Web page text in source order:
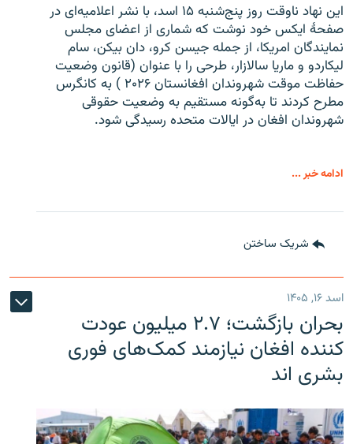
این نهاد ناوقت روز پنج‌شنبه ۱۵ اسد، با نشر اعلامیه‌ای در
صفحۀ ایکس خود نوشت که شماری از اعضای مجلس
نمایندگان امریکا، از جمله جیسن کرو، دان بیکن، سام
لیکاردو و ماریا سالازار، طرحی را با عنوان (قانون وضعیت
حفاظت موقت شهروندان افغانستان ۲۰۲۶ ) به کانگرس
مطرح کردند تا به‌گونه مستقیم به وضعیت حقوقی
شهروندان افغان در ایالات متحده رسیدگی شود.
ادامه خبر ...
شریک ساختن
اسد ۱۶, ۱۴۰۵
بحران بازگشت؛ ۲.۷ میلیون عودت
کننده افغان نیازمند کمک‌های فوری
بشری اند